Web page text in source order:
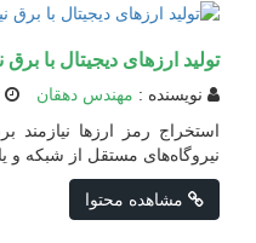
توليد ارزهای دیجیتال با
نویسنده : مهندس دهقان
استخراج رمز ارزها
نیروگاه‌های مستقل از شبکه و
مشاهده محتوا